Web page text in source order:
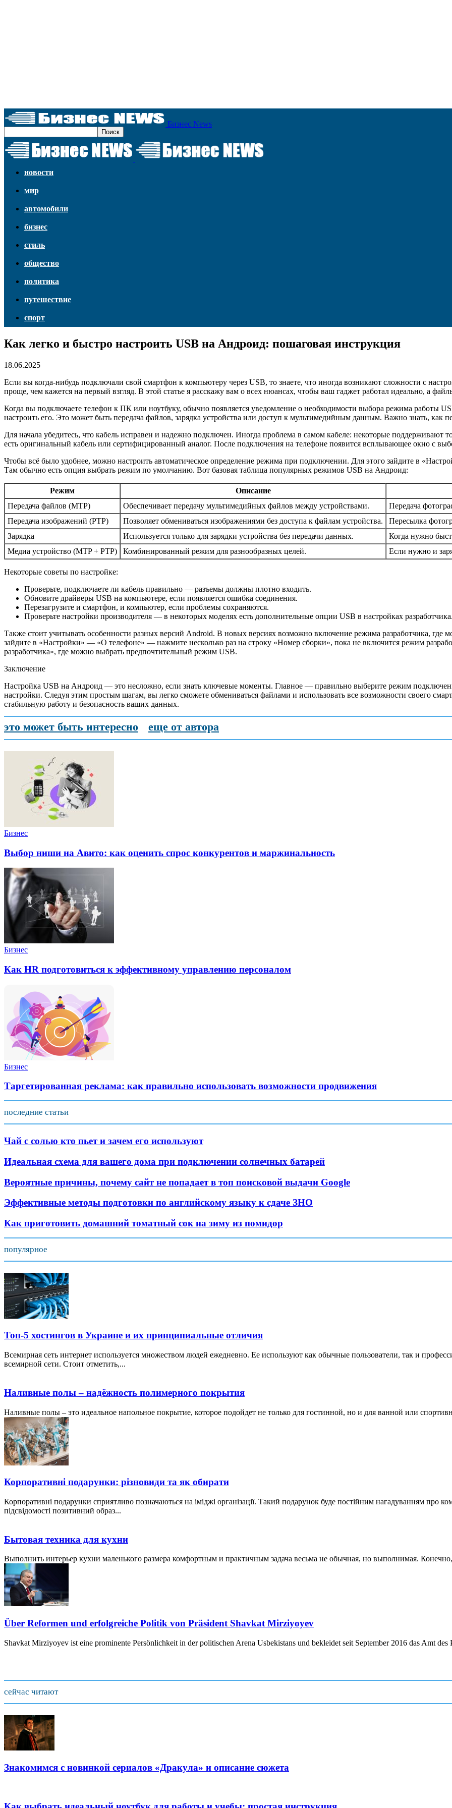
Бизнес News
новости
мир
автомобили
бизнес
стиль
общество
политика
путешествие
спорт
Как легко и быстро настроить USB на Андроид: пошаговая инструкция
18.06.2025
Если вы когда-нибудь подключали свой смартфон к компьютеру через USB, то знаете, что иногда возникают сложности с
проще, чем кажется на первый взгляд. В этой статье я расскажу вам о всех нюансах, чтобы ваш гаджет работал идеально, а
Когда вы подключаете телефон к ПК или ноутбуку, обычно появляется уведомление о необходимости выбора режима работы
настроить его. Это может быть передача файлов, зарядка устройства или доступ к мультимедийным данным. Важно знать,
Для начала убедитесь, что кабель исправен и надежно подключен. Иногда проблема в самом кабеле: некоторые поддерживают
есть оригинальный кабель или сертифицированный аналог. После подключения на телефоне появится всплывающее окно с
Чтобы всё было удобнее, можно настроить автоматическое определение режима при подключении. Для этого зайдите в
Там обычно есть опция выбрать режим по умолчанию. Вот базовая таблица популярных режимов USB на Андроид:
Режим Описание
Передача файлов (MTP)
Обеспечивает передачу мультимедийных файлов между устройствами.
Передача
Передача изображений (PTP)
Позволяет обмениваться изображениями без доступа к файлам устройства.
Пересылка
Зарядка
Используется только для зарядки устройства без передачи данных.
Когда нужно
Медиа устройство (MTP + PTP)
Комбинированный режим для разнообразных целей. Если нужно и
Некоторые советы по настройке:
Проверьте, подключаете ли кабель правильно — разъемы должны плотно входить.
Обновите драйверы USB на компьютере, если появляется ошибка соединения.
Перезагрузите и смартфон, и компьютер, если проблемы сохраняются.
Проверьте настройки производителя — в некоторых моделях есть дополнительные опции USB в настройках разработчика.
Также стоит учитывать особенности разных версий Android. В новых версиях возможно включение режима разработчика, где
зайдите в «Настройки» — «О телефоне» — нажмите несколько раз на строку «Номер сборки», пока не включится режим
разработчика», где можно выбрать предпочтительный режим USB.
Заключение
Настройка USB на Андроид — это несложно, если знать ключевые моменты. Главное — правильно выберите режим
настройки. Следуя этим простым шагам, вы легко сможете обмениваться файлами и использовать все возможности своего
стабильную работу и безопасность ваших данных.
это может быть интересно еще от автора
Бизнес
Выбор ниши на Авито: как оценить спрос конкурентов и маржинальность
Бизнес
Как HR подготовиться к эффективному управлению персоналом
Бизнес
Таргетированная реклама: как правильно использовать возможности продвижения
последние статьи
Чай с солью кто пьет и зачем его используют
Идеальная схема для вашего дома при подключении солнечных батарей
Вероятные причины, почему сайт не попадает в топ поисковой выдачи Google
Эффективные методы подготовки по английскому языку к сдаче ЗНО
Как приготовить домашний томатный сок на зиму из помидор
популярное
Топ-5 хостингов в Украине и их принципиальные отличия
Всемирная сеть интернет используется множеством людей ежедневно. Ее используют как обычные пользователи, так и
всемирной сети. Стоит отметить,...
Наливные полы – надёжность полимерного покрытия
Наливные полы – это идеальное напольное покрытие, которое подойдет не только для гостинной, но и для ванной или
Корпоративні подарунки: різновиди та як обирати
Корпоративні подарунки сприятливо позначаються на іміджі організації. Такий подарунок буде постійним нагадуванням про
підсвідомості позитивний образ...
Бытовая техника для кухни
Выполнить интерьер кухни маленького размера комфортным и практичным задача весьма не обычная, но выполнимая.
Über Reformen und erfolgreiche Politik von Präsident Shavkat Mirziyoyev
Shavkat Mirziyoyev ist eine prominente Persönlichkeit in der politischen Arena Usbekistans und bekleidet seit September 2016 das Amt des
сейчас читают
Знакомимся с новинкой сериалов «Дракула» и описание сюжета